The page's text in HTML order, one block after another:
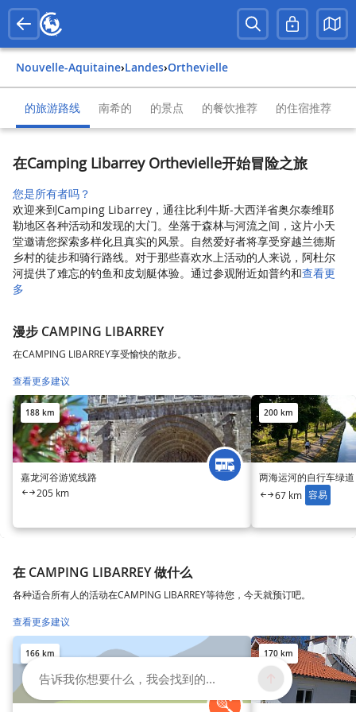
Nouvelle-Aquitaine› Landes› Orthevielle
的旅游路线 南希的 的景点 的餐饮推荐 的住宿推荐
在Camping Libarrey Orthevielle开始冒险之旅
您是所有者吗？
欢迎来到Camping Libarrey，通往比利牛斯-大西洋省奥尔泰维耶
勒地区各种活动和发现的大门。坐落于森林与河流之间，这片小天
堂邀请您探索多样化且真实的风景。自然爱好者将享受穿越兰德斯
乡村的徒步和骑行路线。对于那些喜欢水上活动的人来说，阿杜尔
河提供了难忘的钓鱼和皮划艇体验。通过参观附近如普约和查看更
多
漫步 CAMPING LIBARREY
在CAMPING LIBARREY享受愉快的散步。
查看更多建议
188 km
嘉龙河谷游览线路
205 km
200 km
两海运河的自行车绿道
67 km 容易
在 CAMPING LIBARREY 做什么
各种适合所有人的活动在CAMPING LIBARREY等待您，今天就预订吧。
查看更多建议
166 km 170 km
告诉我你想要什么，我会找到的...